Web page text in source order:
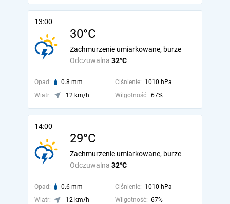
13:00
30°C
Odczuwalna 32°C
Zachmurzenie umiarkowane, burze
Opad: 0.8 mm Ciśnienie: 1010 hPa
Wiatr:
12 km/h Wilgotność: 67%
14:00
29°C
Odczuwalna 32°C
Zachmurzenie umiarkowane, burze
Opad: 0.6 mm Ciśnienie: 1010 hPa
Wiatr:
12 km/h Wilgotność: 67%